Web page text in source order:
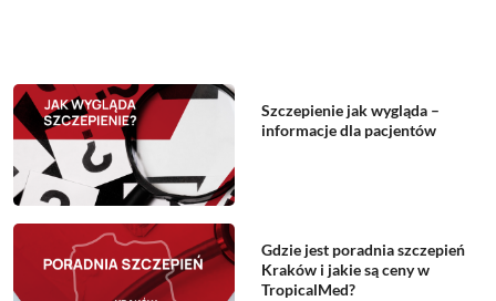
Szczepienie jak wygląda –
informacje dla pacjentów
Gdzie jest poradnia szczepień
Kraków i jakie są ceny w
TropicalMed?